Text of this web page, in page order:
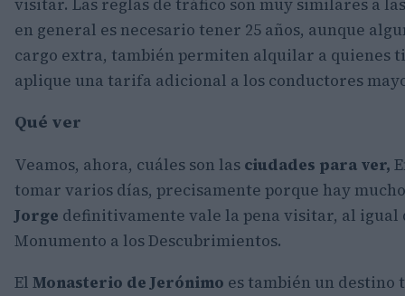
visitar. Las reglas de tráfico son muy similares a
en general es necesario tener 25 años, aunque
cargo extra, también permiten alquilar a quienes
aplique una tarifa adicional a los conductores
Qué ver
Veamos, ahora, cuáles son las ciudades para ver,
tomar varios días, precisamente porque hay
Jorge definitivamente vale la pena visitar, al igual
Monumento a los Descubrimientos.
El Monasterio de Jerónimo es también un